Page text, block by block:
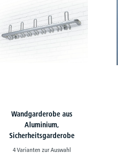
Wandgarderobe aus
Aluminium,
Sicherheitsgarderobe
4 Varianten zur Auswahl